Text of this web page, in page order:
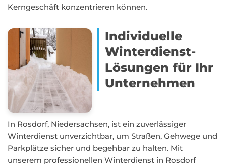
Kerngeschäft konzentrieren können.
Individuelle
Winterdienst-
Lösungen für Ihr
Unternehmen
In Rosdorf, Niedersachsen, ist ein zuverlässiger
Winterdienst unverzichtbar, um Straßen, Gehwege und
Parkplätze sicher und begehbar zu halten. Mit
unserem professionellen Winterdienst in Rosdorf